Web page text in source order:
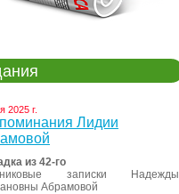
2025 г.
Лидии
из 42-го
записки Надежды
Абрамовой